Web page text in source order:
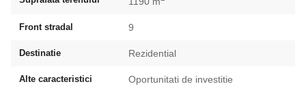
Front stradal 9
Destinatie Rezidential
Alte caracteristici Oportunitati de investitie